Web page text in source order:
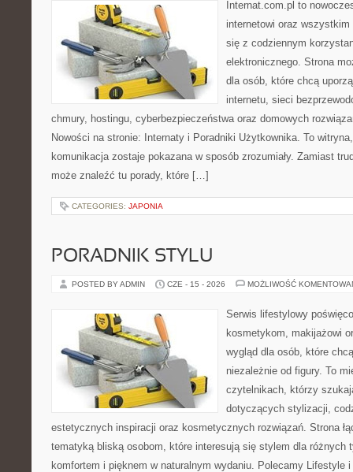
Internat.com.pl to
internetowi oraz
się z codziennym
elektronicznego. Strona
dla osób, które chcą
internetu, sieci
chmury, hostingu, cyberbezpieczeństwa oraz domowych
Nowości na stronie: Internaty i Poradniki Użytkownika. To
komunikacja zostaje pokazana w sposób zrozumiały. Zamiast
może znaleźć tu porady, które […]
CATEGORIES: JAPONIA
PORADNIK STYLU
POSTED BY ADMIN CZE - 15 - 2026 MOŻLIWOŚĆ
Serwis lifestylowy
kosmetykom, makijażowi
wygląd dla osób, które
niezależnie od figury. To
czytelnikach, którzy
dotyczących stylizacji,
estetycznych inspiracji oraz kosmetycznych rozwiązań. Strona
tematyką bliską osobom, które interesują się stylem dla różnych
komfortem i pięknem w naturalnym wydaniu. Polecamy Lifestyle